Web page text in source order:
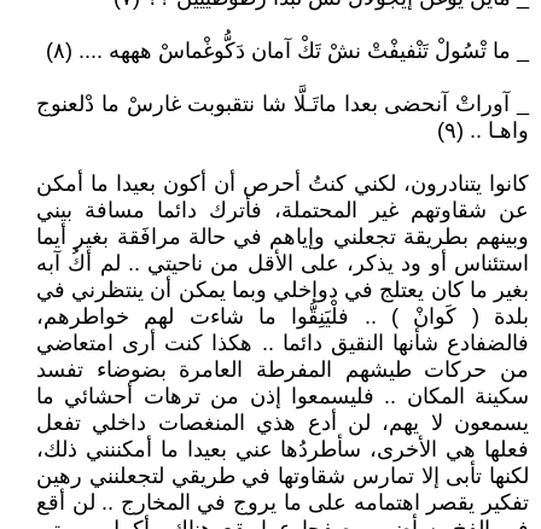
_ ما تْسُولْ تَنْفيفْتْ نشْ تَكْ آمان دَكُّوغْماسْ هههه .... (٨)
_ آوراتْ آنحضى بعدا ماتَـلَّا شا نتقبوبت غارسْ ما دْلعنوج
واهـا .. (٩)
كانوا يتنادرون، لكني كنتُ أحرص أن أكون بعيدا ما أمكن
عن شقاوتهم غير المحتملة، فأترك دائما مسافة بيني
وبينهم بطريقة تجعلني وإياهم في حالة مرافَقة بغير أيما
استئناس أو ود يذكر، على الأقل من ناحيتي .. لم أكُ آبه
بغير ما كان يعتلج في دواخلي وبما يمكن أن ينتظرني في
بلدة ( كَوانْ ) .. فلْيَنِقُّوا ما شاءت لهم خواطرهم،
فالضفادع شأنها النقيق دائما .. هكذا كنت أرى امتعاضي
من حركات طيشهم المفرطة العامرة بضوضاء تفسد
سكينة المكان .. فليسمعوا إذن من ترهات أحشائي ما
يسمعون لا يهم، لن أدع هذي المنغصات داخلي تفعل
فعلها هي الأخرى، سأطردُها عني بعيدا ما أمكننني ذلك،
لكنها تأبى إلا تمارس شقاوتها في طريقي لتجعلنني رهين
تفكير يقصر اهتمامه على ما يروج في المخارج .. لن أقع